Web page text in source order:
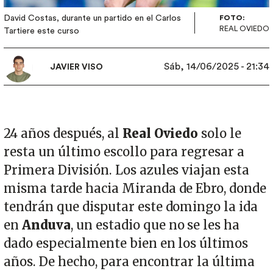
David Costas, durante un partido en el Carlos
Tartiere este curso
FOTO:
REAL OVIEDO
JAVIER VISO Sáb, 14/06/2025 - 21:34
24 años después, al Real Oviedo solo le
resta un último escollo para regresar a
Primera División. Los azules viajan esta
misma tarde hacia Miranda de Ebro, donde
tendrán que disputar este domingo la ida
en Anduva, un estadio que no se les ha
dado especialmente bien en los últimos
años. De hecho, para encontrar la última